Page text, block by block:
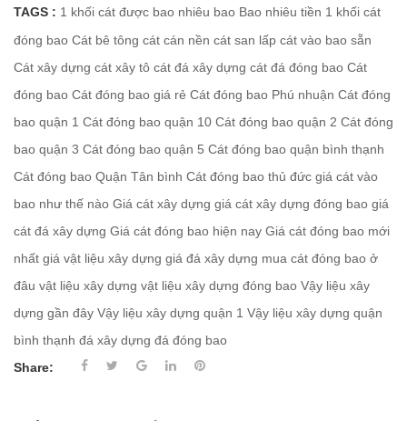
TAGS : 1 khối cát được bao nhiêu bao Bao nhiêu tiền 1 khối cát
đóng bao Cát bê tông cát cán nền cát san lấp cát vào bao sẵn
Cát xây dựng cát xây tô cát đá xây dựng cát đá đóng bao Cát
đóng bao Cát đóng bao giá rẻ Cát đóng bao Phú nhuận Cát đóng
bao quận 1 Cát đóng bao quận 10 Cát đóng bao quận 2 Cát đóng
bao quận 3 Cát đóng bao quận 5 Cát đóng bao quận bình thạnh
Cát đóng bao Quận Tân bình Cát đóng bao thủ đức giá cát vào
bao như thế nào Giá cát xây dựng giá cát xây dựng đóng bao giá
cát đá xây dựng Giá cát đóng bao hiện nay Giá cát đóng bao mới
nhất giá vật liệu xây dựng giá đá xây dựng mua cát đóng bao ở
đâu vật liệu xây dựng vật liệu xây dựng đóng bao Vậy liệu xây
dựng gần đây Vậy liệu xây dựng quận 1 Vậy liệu xây dựng quận
bình thạnh đá xây dựng đá đóng bao
Share: